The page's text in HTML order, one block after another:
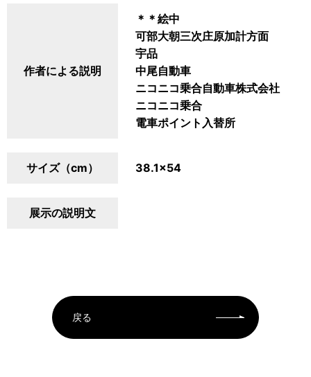
作者による説明
＊＊絵中
可部大朝三次庄原加計方面
宇品
中尾自動車
ニコニコ乗合自動車株式会社
ニコニコ乗合
電車ポイント入替所
サイズ（cm） 38.1×54
展示の説明文
戻る